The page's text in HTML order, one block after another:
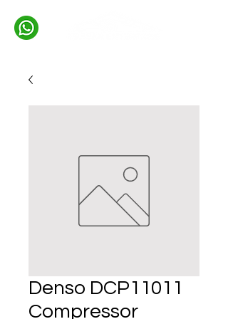
Denso DCP11011
Compressor